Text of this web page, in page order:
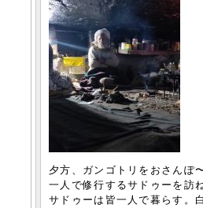
夕方、ガンゴトリをおさんぽ
一人で修行するサドゥーを訪
サドゥーは皆一人で暮らす。